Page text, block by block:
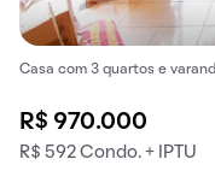
Casa com 3 quartos e
R$ 970.000
R$ 592 Condo. + IPTU